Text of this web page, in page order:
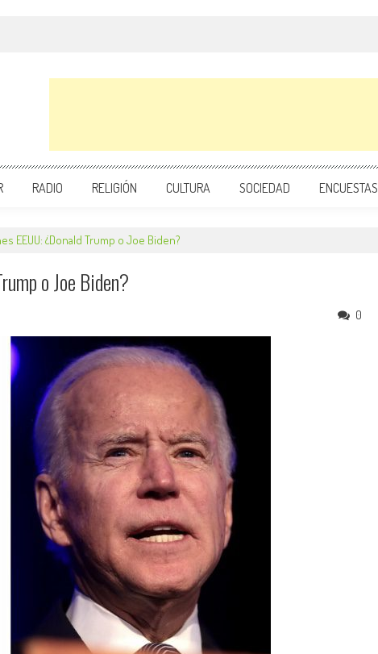
RADIO RELIGIÓN CULTURA SOCIEDAD ENCUESTAS
EEUU: ¿Donald Trump o Joe Biden?
o Joe Biden?
0